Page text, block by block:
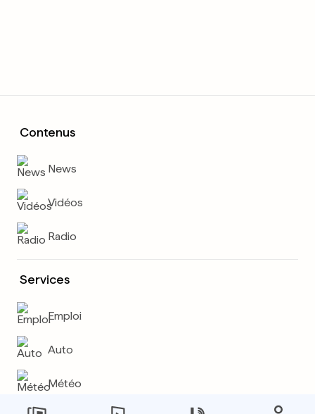
Contenus
News
Vidéos
Radio
Services
Emploi
Auto
Météo